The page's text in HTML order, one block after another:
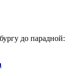
до парадной: